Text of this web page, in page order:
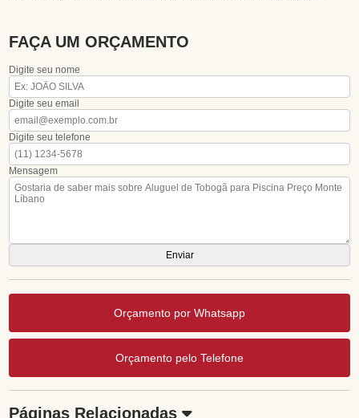
FAÇA UM ORÇAMENTO
Digite seu nome
Digite seu email
Digite seu telefone
Mensagem
Orçamento por Whatsapp
Orçamento pelo Telefone
Páginas Relacionadas